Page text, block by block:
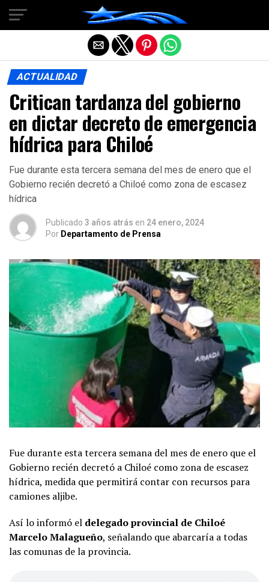
ACTUALIDAD
Critican tardanza del gobierno
en dictar decreto de emergencia
hídrica para Chiloé
Fue durante esta tercera semana del mes de enero que el
Gobierno recién decretó a Chiloé como zona de escasez
hídrica
Publicado 3 años atrás en 24 enero, 2024
Por Departamento de Prensa
Fue durante esta tercera semana del mes de enero que el
Gobierno recién decretó a Chiloé como zona de escasez
hídrica, medida que permitirá contar con recursos para
camiones aljibe.
Así lo informó el delegado provincial de Chiloé
Marcelo Malagueño, señalando que abarcaría a todas
las comunas de la provincia.
Salir de la versión móvil